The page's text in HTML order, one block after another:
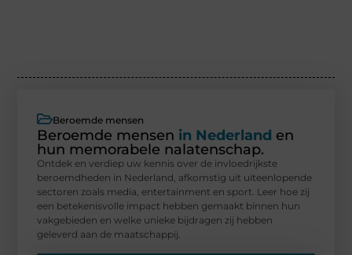
Beroemde mensen
Beroemde mensen in Nederland en
hun memorabele nalatenschap.
Ontdek en verdiep uw kennis over de invloedrijkste
beroemdheden in Nederland, afkomstig uit uiteenlopende
sectoren zoals media, entertainment en sport. Leer hoe zij
een betekenisvolle impact hebben gemaakt binnen hun
vakgebieden en welke unieke bijdragen zij hebben
geleverd aan de maatschappij.